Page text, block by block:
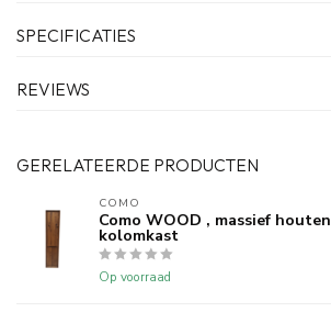
SPECIFICATIES
REVIEWS
GERELATEERDE PRODUCTEN
COMO
Como WOOD , massief houten
kolomkast
Op voorraad